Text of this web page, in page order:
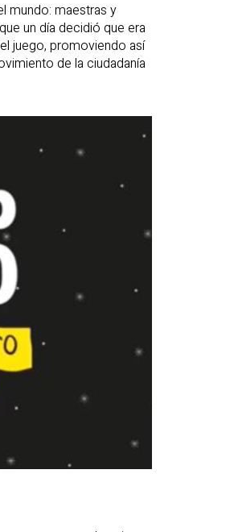
mundo: maestras y
un día decidió que era
juego, promoviendo así
de la ciudadanía